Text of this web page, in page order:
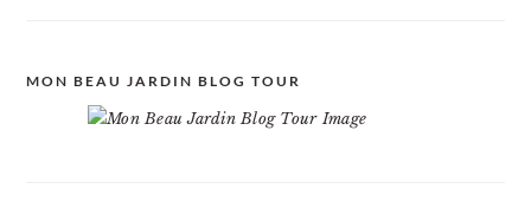
MON BEAU JARDIN BLOG TOUR